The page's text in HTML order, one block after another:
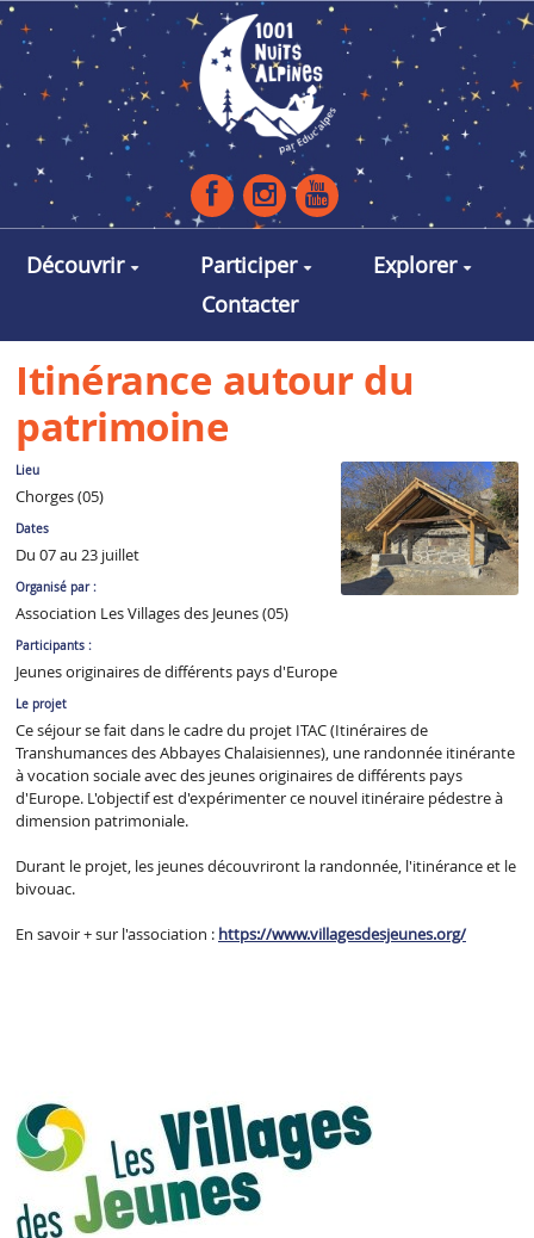
Aller au contenu principal
Découvrir Participer
Explorer
Contacter
Itinérance autour du
patrimoine
Lieu
Chorges (05)
Dates
Du 07 au 23 juillet
Organisé par :
Association Les Villages des Jeunes (05)
Participants :
Jeunes originaires de différents pays d'Europe
Le projet
Ce séjour se fait dans le cadre du projet ITAC (Itinéraires de
Transhumances des Abbayes Chalaisiennes), une randonnée itinérante
à vocation sociale avec des jeunes originaires de différents pays
d'Europe. L'objectif est d'expérimenter ce nouvel itinéraire pédestre à
dimension patrimoniale.
Durant le projet, les jeunes découvriront la randonnée, l'itinérance et le
bivouac.
En savoir + sur l'association : https://www.villagesdesjeunes.org/